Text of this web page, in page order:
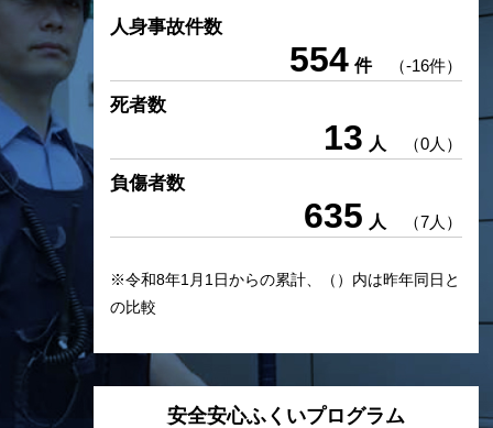
人身事故件数
554 件 （-16件）
死者数
13 人 （0人）
負傷者数
635 人 （7人）
※令和8年1月1日からの累計、（）内は昨年同日と
の比較
安全安心ふくいプログラム